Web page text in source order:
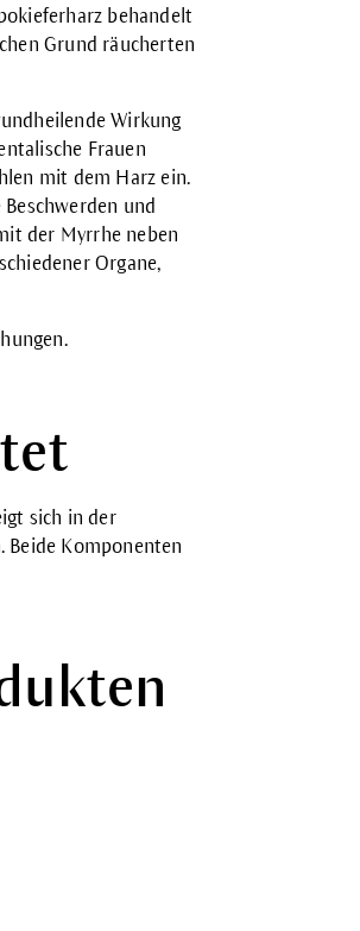
behandelt
Grund räucherten
Wirkung
Frauen
mit dem Harz ein.
und
der Myrrhe neben
Organe,
sich in der
Beide Komponenten